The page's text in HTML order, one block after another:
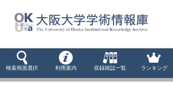
検索画面選択 利用案内 収録雑誌一覧 ランキング